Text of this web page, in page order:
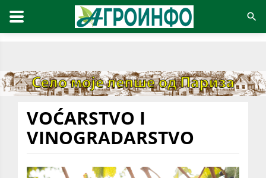
VOĆARSTVO I
VINOGRADARSTVO